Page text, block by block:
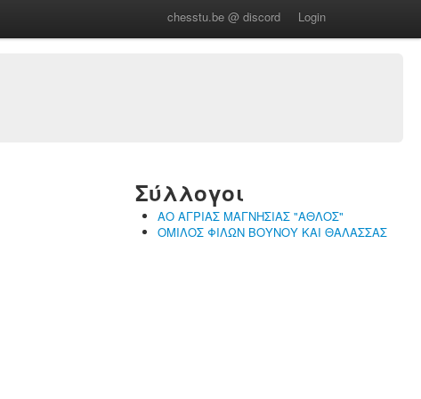
chesstu.be @ discord Login
Σύλλογοι
ΑΟ ΑΓΡΙΑΣ ΜΑΓΝΗΣΙΑΣ "ΑΘΛΟΣ"
ΟΜΙΛΟΣ ΦΙΛΩΝ ΒΟΥΝΟΥ ΚΑΙ ΘΑΛΑΣΣΑΣ